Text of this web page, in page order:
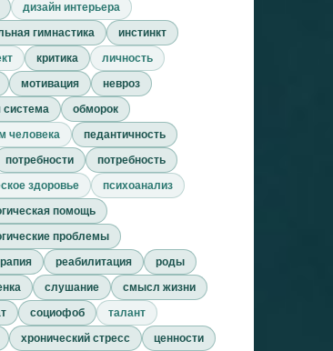
дизайн интерьера
гимнастика
инстинкт
критика
личность
мотивация
невроз
система
обморок
человека
педантичность
потребности
потребность
здоровье
психоанализ
помощь
проблемы
реабилитация
роды
слушание
смысл жизни
социофоб
талант
хронический стресс
ценности